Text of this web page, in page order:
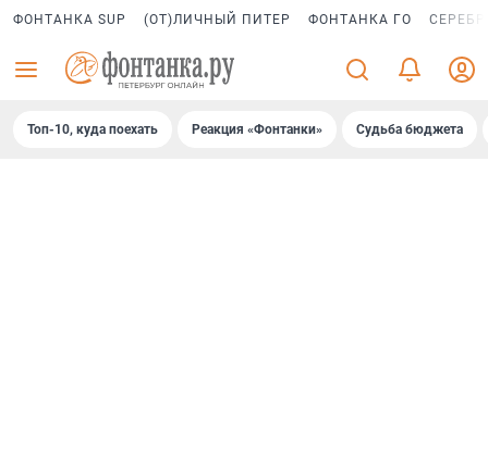
ФОНТАНКА SUP (ОТ)ЛИЧНЫЙ ПИТЕР ФОНТАНКА ГО
Топ-10, куда поехать Реакция «Фонтанки» Судьба бюджета